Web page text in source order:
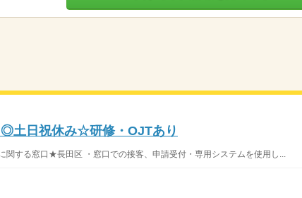
◎土日祝休み☆研修・OJTあり
関する窓口★長田区 ・窓口での接客、申請受付・専用システムを使用し...